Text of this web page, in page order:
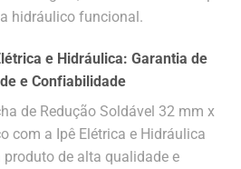
hidráulico funcional.
e Hidráulica: Garantia de
e Confiabilidade
de Redução Soldável 32 mm x
com a Ipê Elétrica e Hidráulica
de alta qualidade e